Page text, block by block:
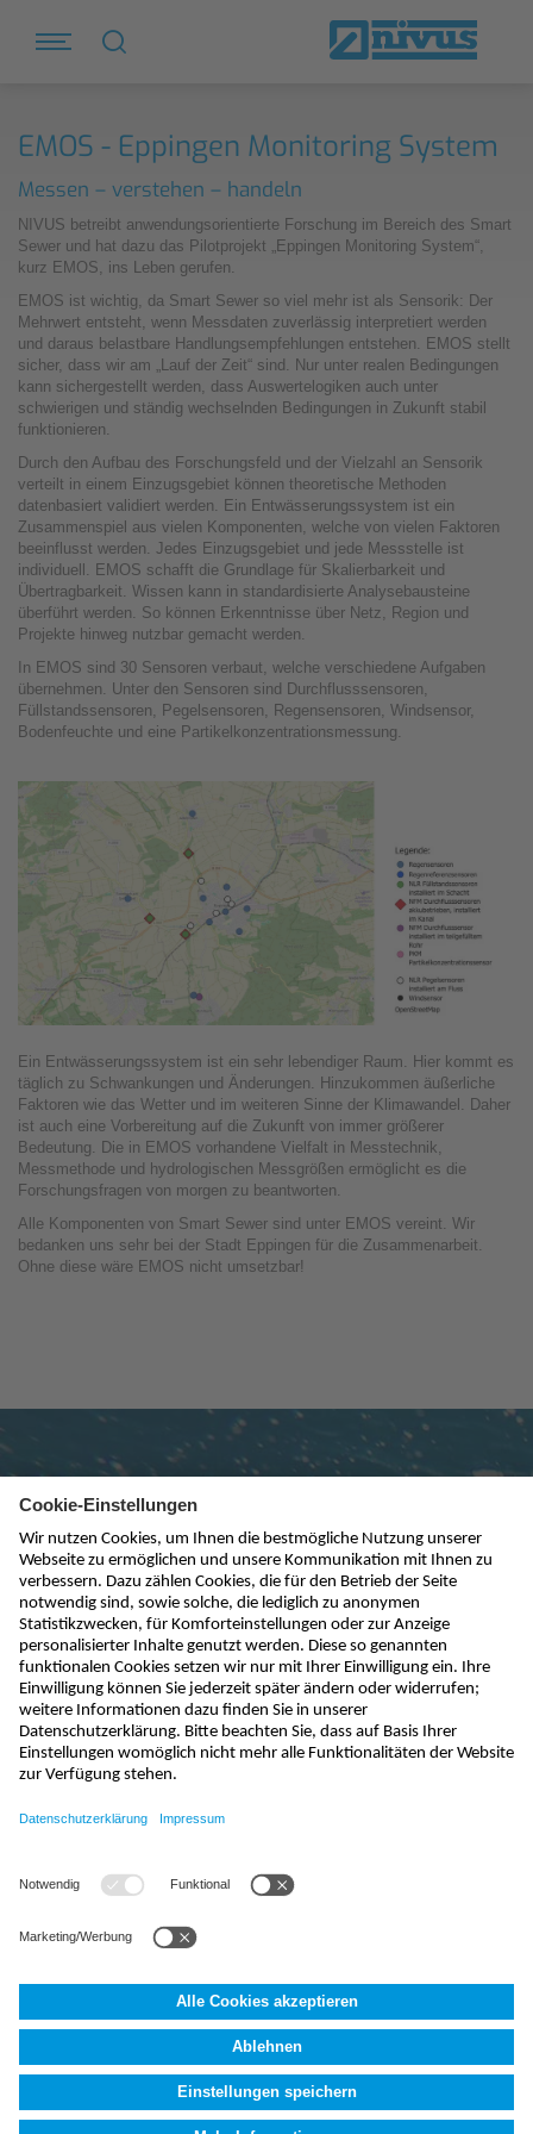
EMOS - Eppingen Monitoring System
Messen – verstehen – handeln
NIVUS betreibt anwendungsorientierte Forschung im Bereich des Smart
Sewer und hat dazu das Pilotprojekt „Eppingen Monitoring System“,
kurz EMOS, ins Leben gerufen.
EMOS ist wichtig, da Smart Sewer so viel mehr ist als Sensorik: Der
Mehrwert entsteht, wenn Messdaten zuverlässig interpretiert werden
und daraus belastbare Handlungsempfehlungen entstehen. EMOS stellt
sicher, dass wir am „Lauf der Zeit“ sind. Nur unter realen Bedingungen
kann sichergestellt werden, dass Auswertelogiken auch unter
schwierigen und ständig wechselnden Bedingungen in Zukunft stabil
funktionieren.
Durch den Aufbau des Forschungsfeld und der Vielzahl an Sensorik
verteilt in einem Einzugsgebiet können theoretische Methoden
datenbasiert validiert werden. Ein Entwässerungssystem ist ein
Zusammenspiel aus vielen Komponenten, welche von vielen Faktoren
beeinflusst werden. Jedes Einzugsgebiet und jede Messstelle ist
individuell. EMOS schafft die Grundlage für Skalierbarkeit und
Übertragbarkeit. Wissen kann in standardisierte Analysebausteine
überführt werden. So können Erkenntnisse über Netz, Region und
Projekte hinweg nutzbar gemacht werden.
In EMOS sind 30 Sensoren verbaut, welche verschiedene Aufgaben
übernehmen. Unter den Sensoren sind Durchflusssensoren,
Füllstandssensoren, Pegelsensoren, Regensensoren, Windsensor,
Bodenfeuchte und eine Partikelkonzentrationsmessung.
Ein Entwässerungssystem ist ein sehr lebendiger Raum. Hier kommt es
täglich zu Schwankungen und Änderungen. Hinzukommen äußerliche
Faktoren wie das Wetter und im weiteren Sinne der Klimawandel. Daher
ist auch eine Vorbereitung auf die Zukunft von immer größerer
Bedeutung. Die in EMOS vorhandene Vielfalt in Messtechnik,
Messmethode und hydrologischen Messgrößen ermöglicht es die
Forschungsfragen von morgen zu beantworten.
Alle Komponenten von Smart Sewer sind unter EMOS vereint. Wir
bedanken uns sehr bei der Stadt Eppingen für die Zusammenarbeit.
Ohne diese wäre EMOS nicht umsetzbar!
Newsletter abonnieren
absenden
info@nivus.ch
+41 (0) 55 645 20 66
NIVUS AG,Hauptstrasse 35,8750 Glarus, Schweiz
Datenschutzerklärung